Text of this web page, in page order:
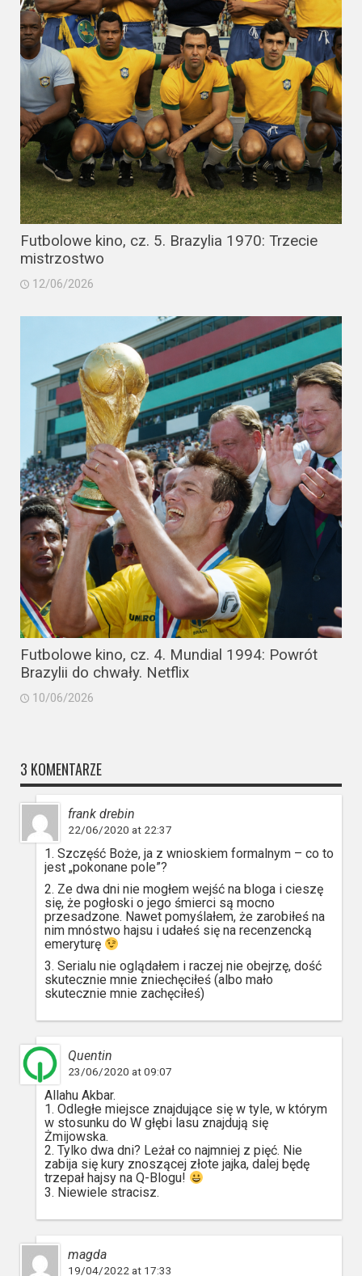
Futbolowe kino, cz. 5. Brazylia 1970: Trzecie
mistrzostwo
12/06/2026
Futbolowe kino, cz. 4. Mundial 1994: Powrót
Brazylii do chwały. Netflix
10/06/2026
3 KOMENTARZE
frank drebin
22/06/2020 at 22:37
1. Szczęść Boże, ja z wnioskiem formalnym – co to
jest „pokonane pole”?
2. Ze dwa dni nie mogłem wejść na bloga i cieszę
się, że pogłoski o jego śmierci są mocno
przesadzone. Nawet pomyślałem, że zarobiłeś na
nim mnóstwo hajsu i udałeś się na recenzencką
emeryturę
3. Serialu nie oglądałem i raczej nie obejrzę, dość
skutecznie mnie zniechęciłeś (albo mało
skutecznie mnie zachęciłeś)
Quentin
23/06/2020 at 09:07
Allahu Akbar.
1. Odległe miejsce znajdujące się w tyle, w którym
w stosunku do W głębi lasu znajdują się
Żmijowska.
2. Tylko dwa dni? Leżał co najmniej z pięć. Nie
zabija się kury znoszącej złote jajka, dalej będę
trzepał hajsy na Q-Blogu!
3. Niewiele stracisz.
magda
19/04/2022 at 17:33